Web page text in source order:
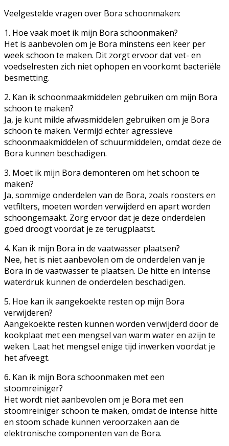
Veelgestelde vragen over Bora schoonmaken:
1. Hoe vaak moet ik mijn Bora schoonmaken?
Het is aanbevolen om je Bora minstens een keer per
week schoon te maken. Dit zorgt ervoor dat vet- en
voedselresten zich niet ophopen en voorkomt bacteriële
besmetting.
2. Kan ik schoonmaakmiddelen gebruiken om mijn Bora
schoon te maken?
Ja, je kunt milde afwasmiddelen gebruiken om je Bora
schoon te maken. Vermijd echter agressieve
schoonmaakmiddelen of schuurmiddelen, omdat deze de
Bora kunnen beschadigen.
3. Moet ik mijn Bora demonteren om het schoon te
maken?
Ja, sommige onderdelen van de Bora, zoals roosters en
vetfilters, moeten worden verwijderd en apart worden
schoongemaakt. Zorg ervoor dat je deze onderdelen
goed droogt voordat je ze terugplaatst.
4. Kan ik mijn Bora in de vaatwasser plaatsen?
Nee, het is niet aanbevolen om de onderdelen van je
Bora in de vaatwasser te plaatsen. De hitte en intense
waterdruk kunnen de onderdelen beschadigen.
5. Hoe kan ik aangekoekte resten op mijn Bora
verwijderen?
Aangekoekte resten kunnen worden verwijderd door de
kookplaat met een mengsel van warm water en azijn te
weken. Laat het mengsel enige tijd inwerken voordat je
het afveegt.
6. Kan ik mijn Bora schoonmaken met een
stoomreiniger?
Het wordt niet aanbevolen om je Bora met een
stoomreiniger schoon te maken, omdat de intense hitte
en stoom schade kunnen veroorzaken aan de
elektronische componenten van de Bora.